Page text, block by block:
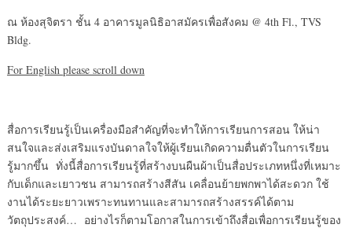
ณ ห้องสุจิตรา ชั้น 4 อาคารมูลนิธิอาสมัครเพื่อสังคม @ 4thFl., TVS
Bldg.
For English please scroll down
สื่อการเรียนรู้เป็นเครื่องมือสำคัญที่จะทำให้การเรียนการสอน ให้น่า
สนใจและส่งเสริมแรงบันดาลใจให้ผู้เรียนเกิดความตื่นตัวในการเรียน
รู้มากขึ้น ทั่งนี้สื่อการเรียนรู้ที่สร้างบนผืนผ้าเป็นสื่อประเภทหนึ่งที่เหมาะ
กับเด็กและเยาวชน สามารถสร้างสีสัน เคลื่อนย้ายพกพาได้สะดวก ใช้
งานได้ระยะยาวเพราะทนทานและสามารถสร้างสรรค์ได้ตาม
วัตถุประสงค์… อย่างไรก็ตามโอกาสในการเข้าถึงสื่อเพื่อการเรียนรู้ของ